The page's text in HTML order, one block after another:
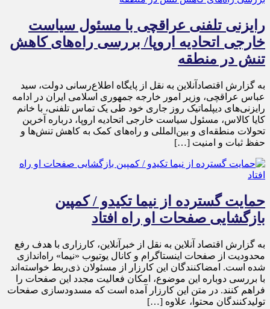
رایزنی تلفنی عراقچی با مسئول سیاست
خارجی اتحادیه اروپا/ بررسی راه‌های کاهش
تنش در منطقه
به گزارش اقتصادآنلاین به نقل از پایگاه اطلاع‌رسانی دولت، سید
عباس عراقچی، وزیر امور خارجه جمهوری اسلامی ایران در ادامه
رایزنی‌های دیپلماتیک روز جاری خود طی یک تماس تلفنی، با خانم
کایا کالاس، مسئول سیاست خارجی اتحادیه اروپا، درباره آخرین
تحولات منطقه‌ای و بین‌المللی و راه‌های کمک به کاهش تنش‌ها و
حفظ ثبات و امنیت […]
حمایت گسترده از نیما تکیدو / کمپین
بازگشایی صفحات او راه افتاد
به گزارش اقتصاد آنلاین به نقل از خبرآنلاین، کارزاری با هدف رفع
محدودیت از صفحات اینستاگرام و کانال یوتیوب «نیما» راه‌اندازی
شده است. امضاکنندگان این کارزار از مسئولان ذی‌ربط خواسته‌اند
با بررسی دوباره این موضوع، امکان فعالیت مجدد این صفحات را
فراهم کنند. در متن این کارزار آمده است که مسدودسازی صفحات
تولیدکنندگان محتوا، علاوه […]